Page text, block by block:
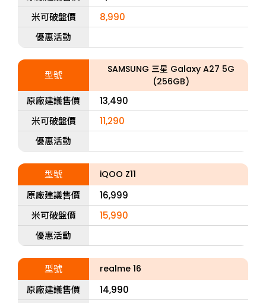
米可破盤價
8,990
優惠活動
型號
SAMSUNG 三星 Galaxy A27 5G
(256GB)
原廠建議售價
13,490
米可破盤價
11,290
優惠活動
型號 iQOO Z11
原廠建議售價
16,999
米可破盤價
15,990
優惠活動
型號 realme 16
原廠建議售價
14,990